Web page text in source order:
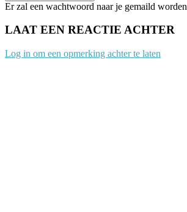
Er zal een wachtwoord naar je gemaild worden
LAAT EEN REACTIE ACHTER
Log in om een opmerking achter te laten